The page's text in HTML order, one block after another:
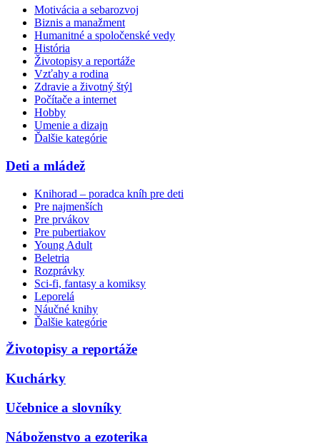
Motivácia a sebarozvoj
Biznis a manažment
Humanitné a spoločenské vedy
História
Životopisy a reportáže
Vzťahy a rodina
Zdravie a životný štýl
Počítače a internet
Hobby
Umenie a dizajn
Ďalšie kategórie
Deti a mládež
Knihorad – poradca kníh pre deti
Pre najmenších
Pre prvákov
Pre pubertiakov
Young Adult
Beletria
Rozprávky
Sci-fi, fantasy a komiksy
Leporelá
Náučné knihy
Ďalšie kategórie
Životopisy a reportáže
Kuchárky
Učebnice a slovníky
Náboženstvo a ezoterika